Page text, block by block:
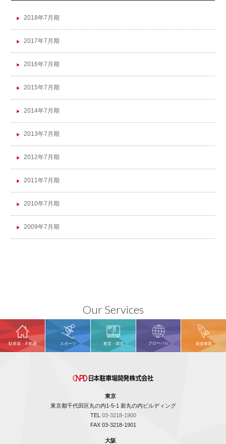
2018年7月期
2017年7月期
2016年7月期
2015年7月期
2014年7月期
2013年7月期
2012年7月期
2011年7月期
2010年7月期
2009年7月期
Our Services
駐車場・不動産 スポーツ 教育・環境 グローバル 新規事業
東京
東京都千代田区丸の内1-5-1 新丸の内ビルディング
TEL 03-3218-1900
FAX 03-3218-1901
大阪